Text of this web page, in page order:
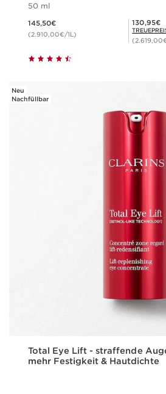
50 ml
145,50€
(2.910,00€/1L)
Mitgliederpreis 130,95€
130,95€
Neu
Nachfüllbar
Total Eye Lift - straffende
mehr Festigkeit & Hautdichte